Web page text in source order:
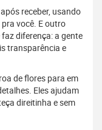
receber, usando
você. E outro
diferença: a gente
transparência e
de flores para em
Eles ajudam
direitinha e sem